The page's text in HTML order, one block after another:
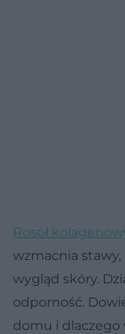
Rosół
wzmacnia
wygląd skóry.
odporność.
domu i dlaczego